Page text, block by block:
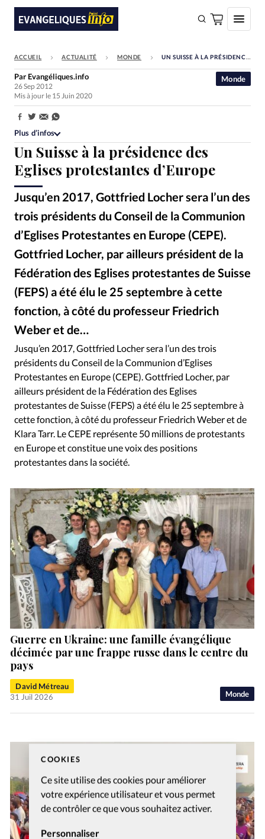
COOKIES
Ce site utilise des cookies pour améliorer
votre expérience utilisateur et vous permet
de contrôler ce que vous souhaitez activer.
Personnaliser
FAIRE UN DON
Faire un don
Société
Monde
Bible
Toute l'actualité
Se connecter
RUBRIQUES
Toute l'actualité Bible Culture
Economie
Eglises
Histoire Laicité
Liberté religieuse
Mission
Monde People Politique
Religions
Société
ACCUEIL ACTUALITÉ MONDE UN SUISSE À LA PRÉSIDENCE DES EGLISES PROTESTANTES D’EUROPE
Un Suisse à la présidence des
Eglises protestantes d’Europe
Jusqu’en 2017, Gottfried Locher sera l’un des
trois présidents du Conseil de la Communion
d’Eglises Protestantes en Europe (CEPE).
Gottfried Locher, par ailleurs président de la
Fédération des Eglises protestantes de Suisse
(FEPS) a été élu le 25 septembre à cette
fonction, à côté du professeur Friedrich
Weber et de…
Monde
Par Evangéliques.info
26 Sep 2012
Mis à jour le 15 Juin 2020
Partager:
Plus d’infos
Jusqu’en 2017, Gottfried Locher sera l’un des trois
présidents du Conseil de la Communion d’Eglises
Protestantes en Europe (CEPE). Gottfried Locher, par
ailleurs président de la Fédération des Eglises
protestantes de Suisse (FEPS) a été élu le 25 septembre à
cette fonction, à côté du professeur Friedrich Weber et de
Klara Tarr. Le CEPE représente 50 millions de protestants
en Europe et constitue une voix des positions
protestantes dans la société.
Monde
Guerre en Ukraine: une famille évangélique
décimée par une frappe russe dans le centre du
pays
David Métreau
31 Juil 2026